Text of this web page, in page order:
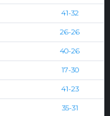
41-32
26-26
40-26
17-30
41-23
35-31